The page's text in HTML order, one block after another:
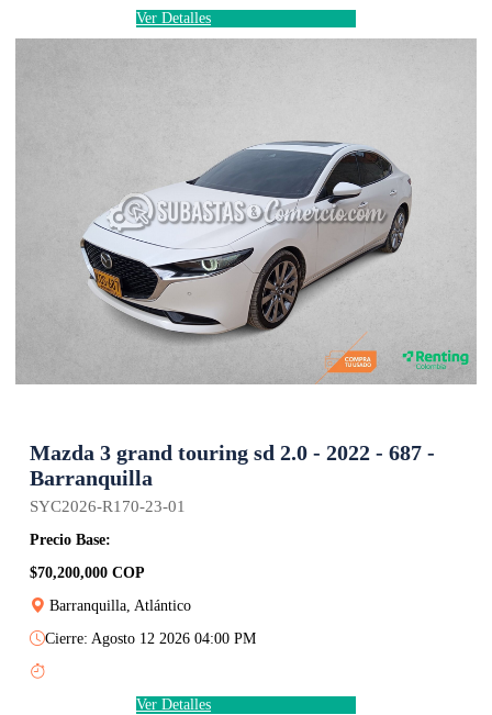
Ver Detalles
Mazda 3 grand touring sd 2.0 - 2022 - 687 -
Barranquilla
SYC2026-R170-23-01
Precio Base:
$70,200,000 COP
Barranquilla, Atlántico
Cierre: Agosto 12 2026 04:00 PM
Ver Detalles